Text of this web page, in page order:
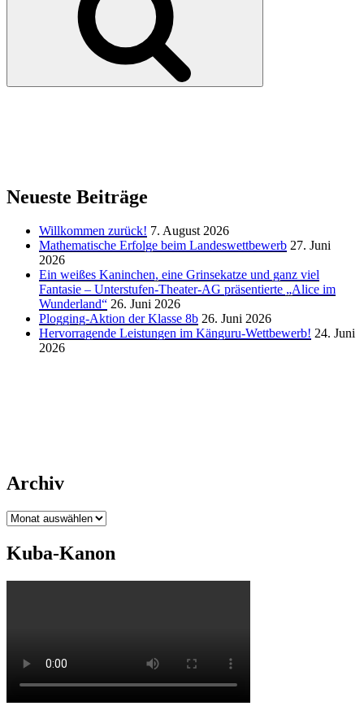
Neueste Beiträge
Willkommen zurück! 7. August 2026
Mathematische Erfolge beim Landeswettbewerb 27. Juni
2026
Ein weißes Kaninchen, eine Grinsekatze und ganz viel
Fantasie – Unterstufen-Theater-AG präsentierte „Alice im
Wunderland“ 26. Juni 2026
Plogging-Aktion der Klasse 8b 26. Juni 2026
Hervorragende Leistungen im Känguru-Wettbewerb! 24. Juni
2026
Archiv
Archiv
Kuba-Kanon